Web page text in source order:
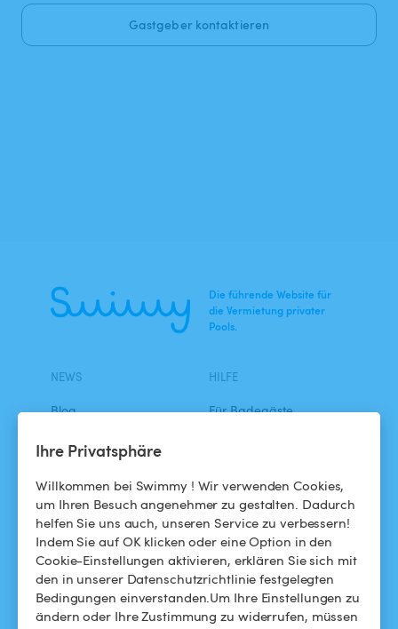
Ihre Privatsphäre
Willkommen bei Swimmy ! Wir verwenden Cookies,
um Ihren Besuch angenehmer zu gestalten. Dadurch
helfen Sie uns auch, unseren Service zu verbessern!
Indem Sie auf OK klicken oder eine Option in den
Cookie-Einstellungen aktivieren, erklären Sie sich mit
den in unserer Datenschutzrichtlinie festgelegten
Bedingungen einverstanden.Um Ihre Einstellungen zu
ändern oder Ihre Zustimmung zu widerrufen, müssen
Gastgeber kontaktieren
Die führende Website für
die Vermietung privater
Pools.
NEWS
Blog
Swimmy in den Medien
Das Swimmy-Abenteuer
HILFE
Für Badegäste
Meinen Pool vermieten
So funktioniert's
HILFE
Helpdesk
FOLGEN SIE UNS
Facebook